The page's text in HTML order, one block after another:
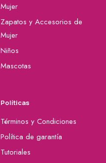
Mujer
Zapatos y Accesorios de
Mujer
Niños
Mascotas
Políticas
Términos y Condiciones
Política de garantía
Tutoriales